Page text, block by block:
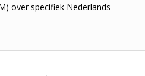
over specifiek Nederlands